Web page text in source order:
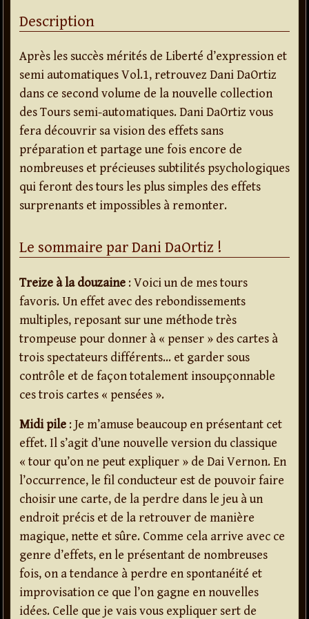
Description
Après les succès mérités de Liberté d’expression et
semi automatiques Vol.1, retrouvez Dani DaOrtiz
dans ce second volume de la nouvelle collection
des Tours semi-automatiques. Dani DaOrtiz vous
fera découvrir sa vision des effets sans
préparation et partage une fois encore de
nombreuses et précieuses subtilités psychologiques
qui feront des tours les plus simples des effets
surprenants et impossibles à remonter.
Le sommaire par Dani DaOrtiz !
Treize à la douzaine : Voici un de mes tours
favoris. Un effet avec des rebondissements
multiples, reposant sur une méthode très
trompeuse pour donner à « penser » des cartes à
trois spectateurs différents… et garder sous
contrôle et de façon totalement insoupçonnable
ces trois cartes « pensées ».
Midi pile : Je m’amuse beaucoup en présentant cet
effet. Il s’agit d’une nouvelle version du classique
« tour qu’on ne peut expliquer » de Dai Vernon. En
l’occurrence, le fil conducteur est de pouvoir faire
choisir une carte, de la perdre dans le jeu à un
endroit précis et de la retrouver de manière
magique, nette et sûre. Comme cela arrive avec ce
genre d’effets, en le présentant de nombreuses
fois, on a tendance à perdre en spontanéité et
improvisation ce que l’on gagne en nouvelles
idées. Celle que je vais vous expliquer sert de